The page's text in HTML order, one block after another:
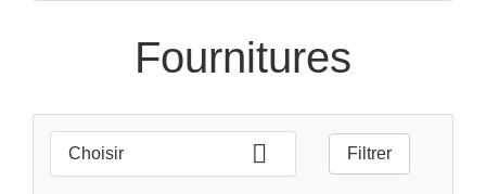
Fournitures
Choisir  Filtrer